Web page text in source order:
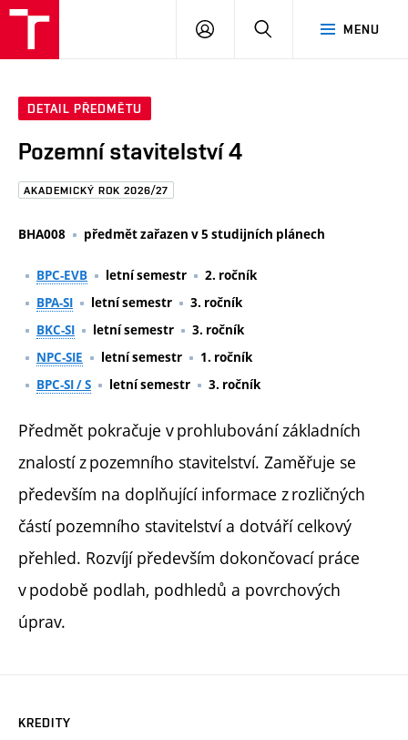
Brno
MENU
PŘIHLÁSIT
DETAIL PŘEDMĚTU
Pozemní stavitelství 4
AKADEMICKÝ ROK 2026/27
BHA008 předmět zařazen v 5 studijních plánech
BPC-EVB letní semestr
2. ročník
BPA-SI
letní semestr
3. ročník
BKC-SI
letní semestr
3. ročník
NPC-SIE
letní semestr
1. ročník
BPC-SI / S
letní semestr 3. ročník
Předmět pokračuje v prohlubování základních
znalostí z pozemního stavitelství. Zaměřuje se
především na doplňující informace z rozličných
částí pozemního stavitelství a dotváří celkový
přehled. Rozvíjí především dokončovací práce
v podobě podlah, podhledů a povrchových
úprav.
KREDITY